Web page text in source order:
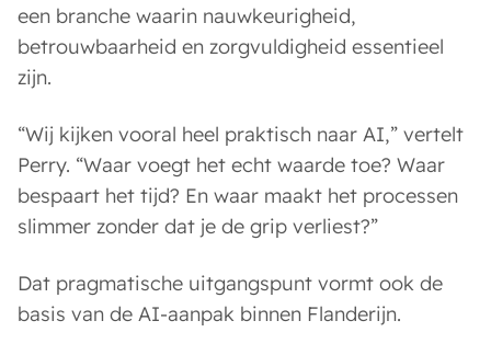
een branche waarin nauwkeurigheid,
betrouwbaarheid en zorgvuldigheid essentieel
zijn.
“Wij kijken vooral heel praktisch naar AI,” vertelt
Perry. “Waar voegt het echt waarde toe? Waar
bespaart het tijd? En waar maakt het processen
slimmer zonder dat je de grip verliest?”
Dat pragmatische uitgangspunt vormt ook de
basis van de AI-aanpak binnen Flanderijn.